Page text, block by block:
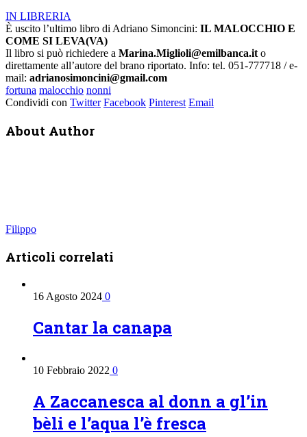
IN LIBRERIA
È uscito l’ultimo libro di Adriano Simoncini: IL MALOCCHIO E
COME SI LEVA(VA)
Il libro si può richiedere a Marina.Miglioli@emilbanca.it o
direttamente all’autore del brano riportato. Info: tel. 051-777718 / e-
mail: adrianosimoncini@gmail.com
fortuna malocchio nonni
Condividi con Twitter Facebook Pinterest Email
About Author
Filippo
Articoli correlati
16 Agosto 2024 0
Cantar la canapa
10 Febbraio 2022 0
A Zaccanesca al donn a gl’in
bèli e l’aqua l’è fresca